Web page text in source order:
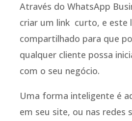
Através do WhatsApp
criar um link curto, e este
compartilhado para que
qualquer cliente possa
com o seu negócio.
Uma forma inteligente é
em seu site, ou nas redes